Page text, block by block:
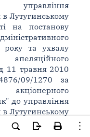
управління
Лутугинському
на постанову
та ухвалу
11 травня 2010
09/1270 за
до управління
Лутугинському
про визнання
застосування